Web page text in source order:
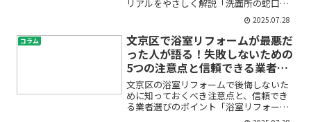
リアルをやさしく解説「洗面所の蛇口か
ら水漏れが…」「レバーが固くて使いづ
らい」「そろそろ古い水栓を新しくした
い」――そんな悩みを抱えている方は多いの
ではないでしょうか。...
2025.07.28
コラム
文京区で浴室リフォームが最悪だ
った人が語る！失敗しないための
5つの注意点と信頼できる業者の
選び方
文京区の浴室リフォームで後悔しないた
めに知っておくべき注意点と、信頼でき
る業者選びのポイント「浴室リフォーム
を考えているけれど、何から手をつけれ